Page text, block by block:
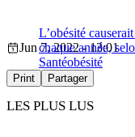
L’obésité
chaque année,
Jun 7, 2022 - 13:01
Santéobésité
Print Partager
LES PLUS LUS